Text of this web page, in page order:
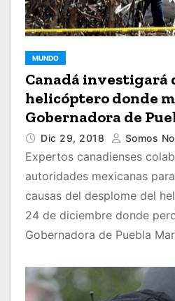
MUNDO
Canadá investigará
helicóptero donde
Gobernadora de
Dic 29, 2018 Somos
Expertos canadienses
autoridades mexicanas
causas del desplome del
24 de diciembre donde
Gobernadora de Puebla